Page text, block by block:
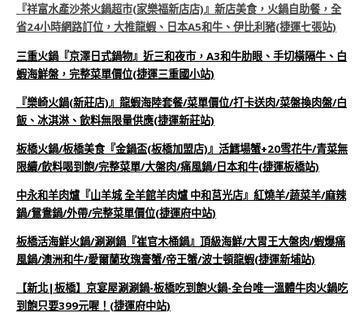
『祥富水產沙茶火鍋超市(家樂福新店店)』新店美食，火鍋自助餐，全
省24小時網路訂位，大推龍蝦、日本A5和牛、伊比利豬(捷運七張站)
三重火鍋『京澤日式鍋物』近三和夜市，A3和牛肋眼、手切橫隔牛、白
蝦海鮮盤，完整菜單價位(捷運三重國小站)
『樂崎火鍋(新莊店)』龍蝦海陸套餐/菜單價位/打卡送肉/菜盤換肉盤/白
飯、冰淇淋、飲料無限量供應(捷運新莊站)
板橋火鍋/板橋美食『金鍋盃(板橋加盟店)』活鱈場蟹+20雪花牛/青菜無
限續/飲料喝到飽/完整菜單/大盤肉/痛風鍋/日本和牛(捷運板橋站)
中永和羊肉爐『山羊城 全羊館羊肉爐 中和莒光店』紅燒羊/蔬菜羊/麻辣
鍋/鴛鴦鍋/外帶/完整菜單價位(捷運府中站)
板橋活海鮮火鍋/涮涮鍋『崔官木桶鍋』頂級海鮮/大胃王大盤肉/蝦爆痛
風鍋/澳洲和牛/愛爾蘭玫瑰膏蟹/帝王蟹/波士頓龍蝦(捷運新埔站)
【新北|板橋】京宴屋涮涮鍋-板橋吃到飽火鍋-全台唯一溫體牛肉火鍋吃
到飽只要399元喔！(捷運府中站)